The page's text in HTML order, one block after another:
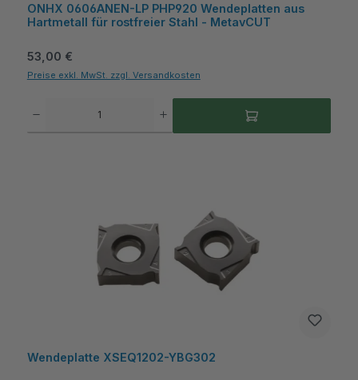
ONHX 0606ANEN-LP PHP920 Wendeplatten aus
Hartmetall für rostfreier Stahl - MetavCUT
Regulärer Preis:
53,00 €
Preise exkl. MwSt. zzgl. Versandkosten
Wendeplatte XSEQ1202-YBG302